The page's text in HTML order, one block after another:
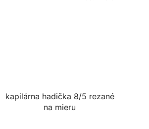
kapilárna hadička 8/5 rezané
na mieru